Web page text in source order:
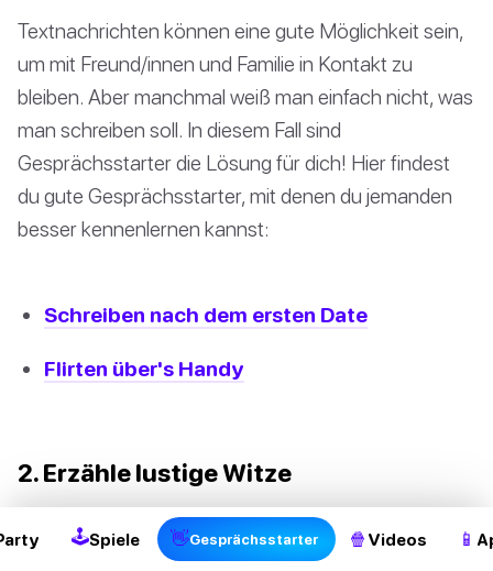
Textnachrichten können eine gute Möglichkeit sein,
um mit Freund/innen und Familie in Kontakt zu
bleiben. Aber manchmal weiß man einfach nicht, was
man schreiben soll. In diesem Fall sind
Gesprächsstarter die Lösung für dich! Hier findest
du gute Gesprächsstarter, mit denen du jemanden
besser kennenlernen kannst:
Schreiben nach dem ersten Date
Flirten über's Handy
2. Erzähle lustige Witze
Humor ist einer der besten Wege, um das Eis mit
jemandem zu brechen. Mit Witzen kannst du genau
🕹Spiele 👋Gesprächsstarter 🍿 Videos 📱